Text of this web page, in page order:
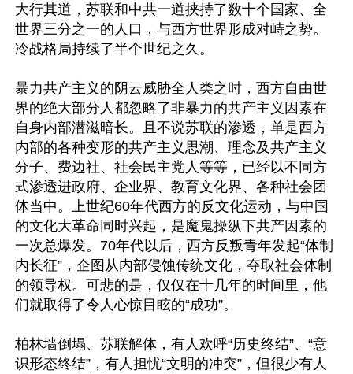
大行其道，苏联和中共一道挟持了数十个国家、全
世界三分之一的人口，与西方世界形成对峙之势。
冷战格局持续了半个世纪之久。
暴力共产主义的阴云威胁全人类之时，西方自由世
界的绝大部分人都忽略了非暴力的共产主义因素在
自身内部潜滋暗长。且不说苏联的渗透，单是西方
内部的各种变形的共产主义思潮、理念及共产主义
分子、费边社、社会民主党人等等，已经以不同方
式渗透进政府、企业界、教育文化界、各种社会团
体当中。上世纪60年代西方的反文化运动，与中国
的文化大革命同时兴起，是魔鬼操纵下共产因素的
一次总爆发。70年代以后，西方反叛青年发起“体制
内长征”，企图从内部侵蚀传统文化，夺取社会体制
的领导权。可悲的是，仅仅在十几年的时间里，他
们就取得了令人心惊目眩的“成功”。
柏林墙倒塌、苏联解体，有人欢呼“历史终结”、“意
识形态终结”，有人担忧“文明的冲突”，但很少有人